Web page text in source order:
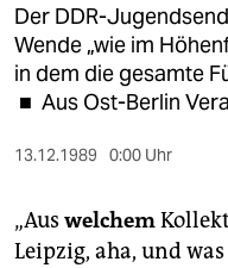
öko
gesellschaft
berlin
Der DDR-
Wende „wie im
in dem die gesamte
■ Aus Ost-Berlin
13.12.1989 0:00 Uhr
„Aus welchem
Leipzig, aha, und